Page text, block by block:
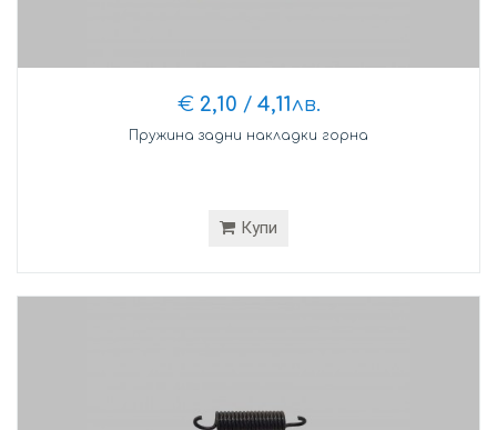
€ 2,10 / 4,11лв.
Пружина задни накладки горна
Купи